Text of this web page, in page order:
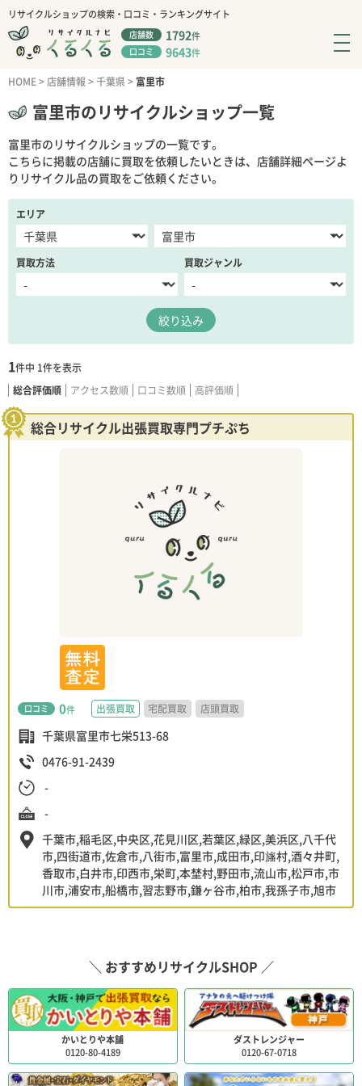
リサイクルショップの検索・口コミ・ランキングサイト
店舗数 1792件
口コミ 9643件
HOME>店舗情報 >千葉県> 富里市
富里市のリサイクルショップ一覧
富里市のリサイクルショップの一覧です。
こちらに掲載の店舗に買取を依頼したいときは、店舗詳細ページよ
りリサイクル品の買取をご依頼ください。
エリア
買取方法 買取ジャンル
絞り込み
1件中 1件を表示
総合評価順
アクセス数順 口コミ数順 高評価順
総合リサイクル出張買取専門プチぷち
口コミ 0件 出張買取 宅配買取 店頭買取
千葉県富里市七栄513-68
0476-91-2439
-
-
千葉市,稲毛区,中央区,花見川区,若葉区,緑区,美浜区,八千代
市,四街道市,佐倉市,八街市,富里市,成田市,印旛村,酒々井町,
香取市,白井市,印西市,栄町,本埜村,野田市,流山市,松戸市,市
川市,浦安市,船橋市,習志野市,鎌ヶ谷市,柏市,我孫子市,旭市
＼ おすすめリサイクルSHOP ／
かいとりや本舗
0120-80-4189
ダストレンジャー
0120-67-0718